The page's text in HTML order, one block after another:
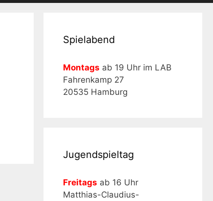
Spielabend
Montags ab 19 Uhr im LAB
Fahrenkamp 27
20535 Hamburg
Jugendspieltag
Freitags ab 16 Uhr
Matthias-Claudius-